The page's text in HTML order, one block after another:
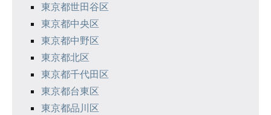
東京都世田谷区
東京都中央区
東京都中野区
東京都北区
東京都千代田区
東京都台東区
東京都品川区